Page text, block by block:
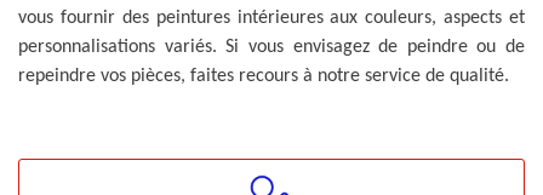
vous fournir des peintures intérieures aux couleurs, aspects et
personnalisations variés. Si vous envisagez de peindre ou de
repeindre vos pièces, faites recours à notre service de qualité.